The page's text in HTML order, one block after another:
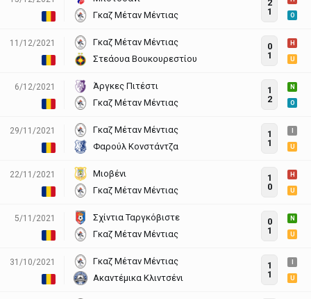
Γκαζ Μέταν Μέντιας
2
1
O
11/12/2021
Γκαζ Μέταν Μέντιας
Στεάουα Βουκουρεστίου
0
1
H
U
6/12/2021
Άργκες Πιτέστι
Γκαζ Μέταν Μέντιας
1
2
N
O
29/11/2021
Γκαζ Μέταν Μέντιας
Φαρούλ Κονστάντζα
1
1
U
22/11/2021
Μιοβένι
Γκαζ Μέταν Μέντιας
1
0
H
U
5/11/2021
Σχίντια Ταργκόβιστε
Γκαζ Μέταν Μέντιας
0
1
N
U
31/10/2021
Γκαζ Μέταν Μέντιας
Ακαντέμικα Κλιντσένι
1
1
U